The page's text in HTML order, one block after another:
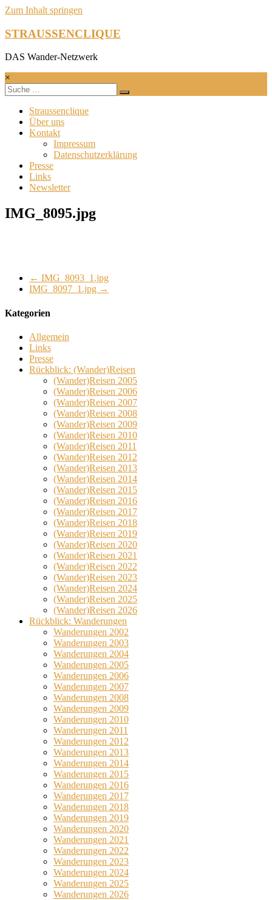
Zum Inhalt springen
STRAUSSENCLIQUE
DAS Wander-Netzwerk
×
Straussenclique
Über uns
Kontakt
Impressum
Datenschutzerklärung
Presse
Links
Newsletter
IMG_8095.jpg
← IMG_8093_1.jpg
IMG_8097_1.jpg →
Kategorien
Allgemein
Links
Presse
Rückblick: (Wander)Reisen
(Wander)Reisen 2005
(Wander)Reisen 2006
(Wander)Reisen 2007
(Wander)Reisen 2008
(Wander)Reisen 2009
(Wander)Reisen 2010
(Wander)Reisen 2011
(Wander)Reisen 2012
(Wander)Reisen 2013
(Wander)Reisen 2014
(Wander)Reisen 2015
(Wander)Reisen 2016
(Wander)Reisen 2017
(Wander)Reisen 2018
(Wander)Reisen 2019
(Wander)Reisen 2020
(Wander)Reisen 2021
(Wander)Reisen 2022
(Wander)Reisen 2023
(Wander)Reisen 2024
(Wander)Reisen 2025
(Wander)Reisen 2026
Rückblick: Wanderungen
Wanderungen 2002
Wanderungen 2003
Wanderungen 2004
Wanderungen 2005
Wanderungen 2006
Wanderungen 2007
Wanderungen 2008
Wanderungen 2009
Wanderungen 2010
Wanderungen 2011
Wanderungen 2012
Wanderungen 2013
Wanderungen 2014
Wanderungen 2015
Wanderungen 2016
Wanderungen 2017
Wanderungen 2018
Wanderungen 2019
Wanderungen 2020
Wanderungen 2021
Wanderungen 2022
Wanderungen 2023
Wanderungen 2024
Wanderungen 2025
Wanderungen 2026